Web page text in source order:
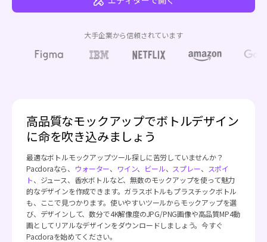
大手企業から信頼されています
高品質なモックアップでボトルデザイン
に命を吹き込みましょう
最適なボトルモックアップツール探しに苦労していませんか？
Pacdoraなら、
ウォーター、 ワイン、 ビール、 スプレー、
スポイ
ト、ジュース、香水ボトルなど、無数のモックアップを使って魅力
的なデザインを作成できます。ガラスボトルもプラスチックボトル
も、ここで見つかります。使いやすいツールからモックアップを選
び、デザインして、数分で4K解像度のJPG/PNG画像や高品質MP4動
画としてリアルなデザインをダウンロードしましょう。今すぐ
Pacdoraを始めてください。